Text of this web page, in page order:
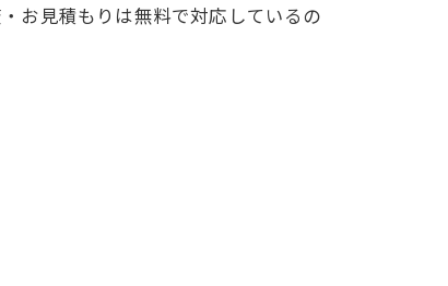
お見積もりは無料で対応しているの